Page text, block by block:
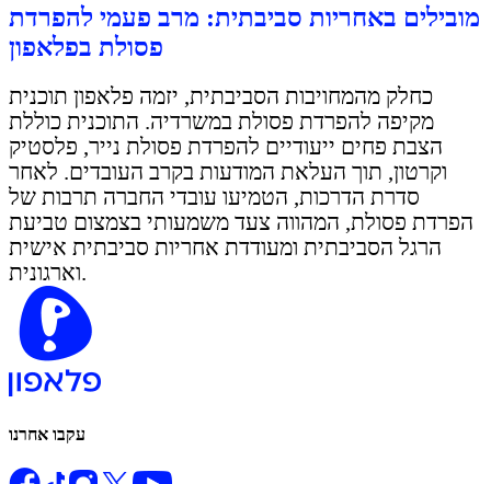
מובילים באחריות סביבתית: מרב פעמי להפרדת
פסולת בפלאפון
כחלק מהמחויבות הסביבתית, יזמה פלאפון תוכנית
מקיפה להפרדת פסולת במשרדיה. התוכנית כוללת
הצבת פחים ייעודיים להפרדת פסולת נייר, פלסטיק
וקרטון, תוך העלאת המודעות בקרב העובדים. לאחר
סדרת הדרכות, הטמיעו עובדי החברה תרבות של
הפרדת פסולת, המהווה צעד משמעותי בצמצום טביעת
הרגל הסביבתית ומעודדת אחריות סביבתית אישית
וארגונית.
עקבו אחרנו